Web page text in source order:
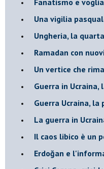
Una vigilia
Ungheria, la
Ramadan con
Un vertice che
Guerra in Ucraina,
Guerra Ucraina,
La guerra in
​Il caos libico è un
Erdoğan e